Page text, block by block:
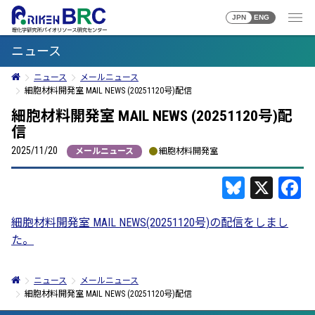
JPN ENG
ニュース
ニュース
メールニュース
細胞材料開発室 MAIL NEWS (20251120号)配信
細胞材料開発室 MAIL NEWS (20251120号)配
信
2025/11/20 メールニュース 細胞材料開発室
Bluesky
X
細胞材料開発室 MAIL NEWS(20251120号)の配信をしまし
た。
ニュース
メールニュース
細胞材料開発室 MAIL NEWS (20251120号)配信